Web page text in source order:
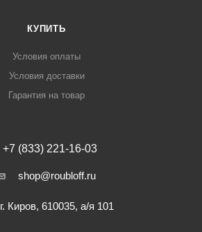
КУПИТЬ
Условия оплаты
Условия доставки
Гарантия на товар
+7 (833) 221-16-03
shop@roubloff.ru
г. Киров, 610035, а/я 101